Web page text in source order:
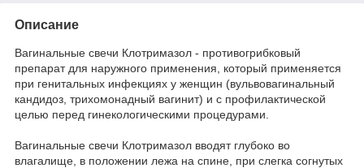
Описание
Вагинальные свечи Клотримазол - противогрибковый
препарат для наружного применения, который применяется
при генитальных инфекциях у женщин (вульвовагинальный
кандидоз, трихомонадный вагинит) и с профилактической
целью перед гинекологическими процедурами.
Вагинальные свечи Клотримазол вводят глубоко во
влагалище, в положении лежа на спине, при слегка согнутых